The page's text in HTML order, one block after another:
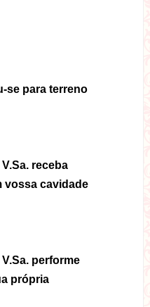
se para terreno
receba
vossa cavidade
performe
própria